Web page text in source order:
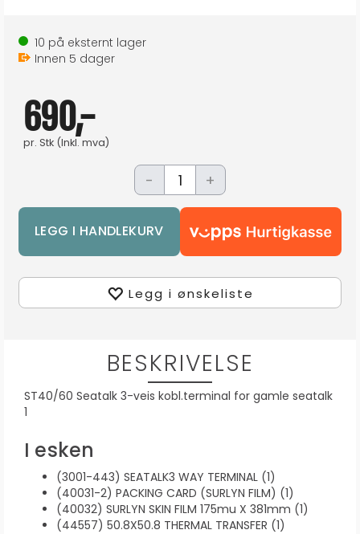
10 på eksternt lager
Innen 5 dager
690,-
pr. Stk (Inkl. mva)
- +
Legg i ønskeliste
BESKRIVELSE
ST40/60 Seatalk 3-veis kobl.terminal for gamle seatalk
1
I esken
(3001-443) SEATALK3 WAY TERMINAL (1)
(40031-2) PACKING CARD (SURLYN FILM) (1)
(40032) SURLYN SKIN FILM 175mu X 381mm (1)
(44557) 50.8X50.8 THERMAL TRANSFER (1)